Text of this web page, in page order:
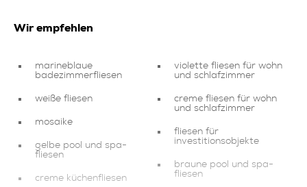
Wir empfehlen
marineblaue
badezimmerfliesen
weiße fliesen
mosaike
gelbe pool und spa-
fliesen
creme küchenfliesen
violette fliesen für wohn
und schlafzimmer
creme fliesen für wohn
und schlafzimmer
fliesen für
investitionsobjekte
braune pool und spa-
fliesen